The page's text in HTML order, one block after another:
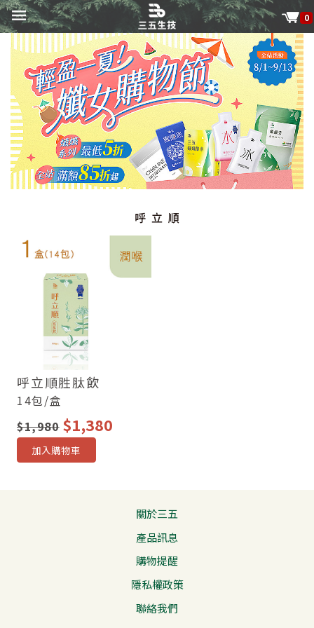
0
呼立順
呼立順胜肽飲
14包/盒
$1,980 $1,380
加入購物車
關於三五
產品訊息
購物提醒
隱私權政策
聯絡我們